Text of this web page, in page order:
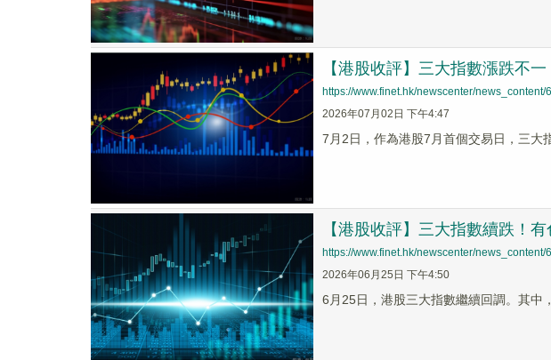
【港股收評】三大指數漲跌不
https://www.finet.hk/newscenter/
2026年07月02日 下午4:47
7月2日，作為港股7月首個交易日，三大
【港股收評】三大指數續跌！
https://www.finet.hk/newscenter/
2026年06月25日 下午4:50
6月25日，港股三大指數繼續回調。其中